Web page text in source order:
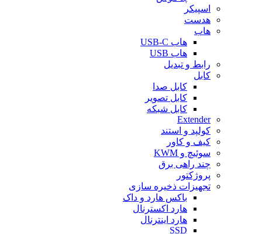
اسپیکر
هدست
هاب
هاب USB-C
هاب USB
رابط و تبدیل
کابل
کابل صدا
کابل تصویر
کابل شبکه
Extender
کولپد و استند
کیف و کاور
سوئیچ و KWM
چند راهی برق
پروژکتور
تجهیزات ذخیره سازی
باکس هارد و داک
هارد اکسترنال
هارد اینترنال
SSD